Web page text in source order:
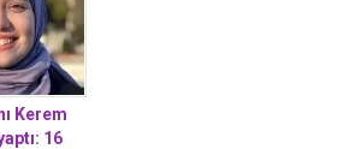
Kerem
16